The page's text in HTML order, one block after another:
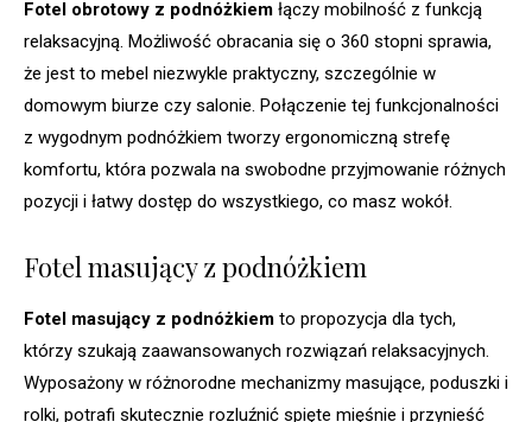
Fotel obrotowy z podnóżkiem łączy mobilność z funkcją
relaksacyjną. Możliwość obracania się o 360 stopni sprawia,
że jest to mebel niezwykle praktyczny, szczególnie w
domowym biurze czy salonie. Połączenie tej funkcjonalności
z wygodnym podnóżkiem tworzy ergonomiczną strefę
komfortu, która pozwala na swobodne przyjmowanie różnych
pozycji i łatwy dostęp do wszystkiego, co masz wokół.
Fotel masujący z podnóżkiem
Fotel masujący z podnóżkiem to propozycja dla tych,
którzy szukają zaawansowanych rozwiązań relaksacyjnych.
Wyposażony w różnorodne mechanizmy masujące, poduszki i
rolki, potrafi skutecznie rozluźnić spięte mięśnie i przynieść